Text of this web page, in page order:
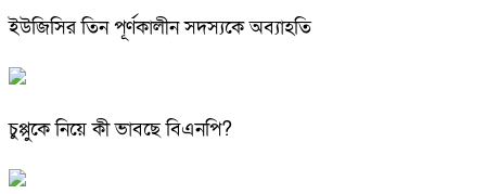
ইউজিসির তিন পূর্ণকালীন সদস্যকে অব্যাহতি
চুপ্পুকে নিয়ে কী ভাবছে বিএনপি?